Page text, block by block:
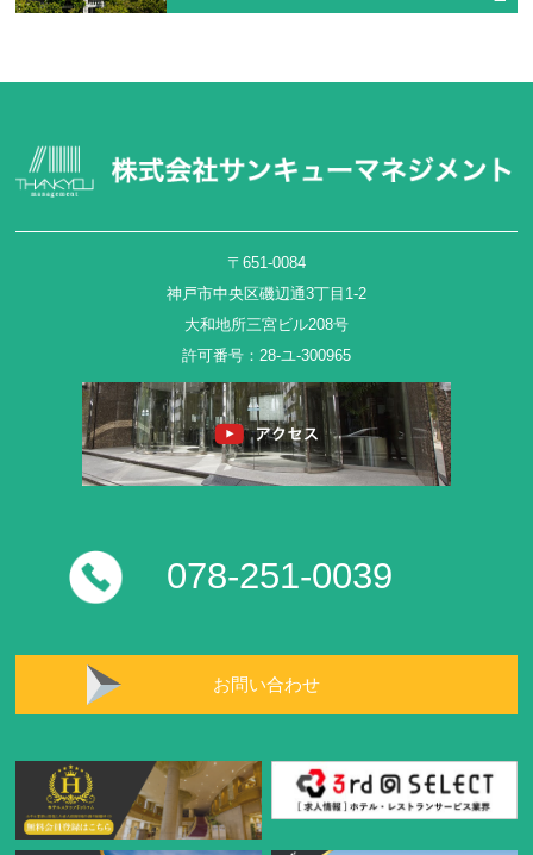
〒651-0084
神戸市中央区磯辺通3丁目1-2
大和地所三宮ビル208号
許可番号：28-ユ-300965
078-251-0039
お問い合わせ